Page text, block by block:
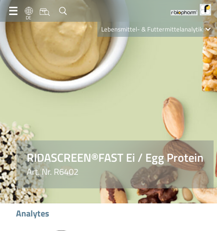
DE
Lebensmittel- & Futtermittelanalytik
Clinical Diagnostics
R-Biopharm AG
Nutrition Care
RIDASCREEN®FAST Ei / Egg Protein
Art. Nr. R6402
Analytes